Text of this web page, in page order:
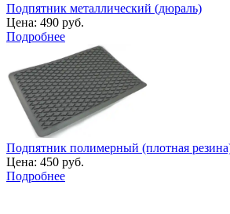
Подпятник металлический (дюраль)
Цена: 490 руб.
Подробнее
Подпятник полимерный (плотная
Цена: 450 руб.
Подробнее